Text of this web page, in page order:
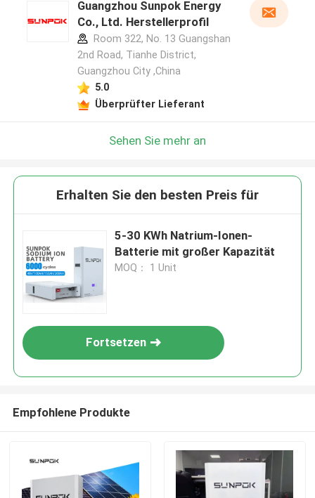
Guangzhou Sunpok Energy
Co., Ltd. Herstellerprofil
Room 322, No. 13 Guangshan
2nd Road, Tianhe District,
Guangzhou City ,China
5.0
Überprüfter Lieferant
Sehen Sie mehr an
Erhalten Sie den besten Preis für
5-30 KWh Natrium-Ionen-
Batterie mit großer Kapazität
MOQ： 1 Unit
Fortsetzen
Empfohlene Produkte